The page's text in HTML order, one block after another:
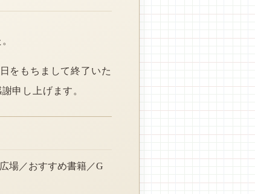
をもちまして終了いた
申し上げます。
場／おすすめ書籍／G